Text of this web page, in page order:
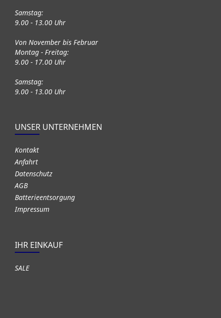
Samstag:
9.00 - 13.00 Uhr
Von November bis Februar
Montag - Freitag:
9.00 - 17.00 Uhr
Samstag:
9.00 - 13.00 Uhr
UNSER UNTERNEHMEN
Kontakt
Anfahrt
Datenschutz
AGB
Batterieentsorgung
Impressum
IHR EINKAUF
SALE